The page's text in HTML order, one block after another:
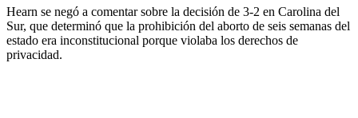
Hearn se negó a comentar sobre la decisión de 3-2 en Carolina del
Sur, que determinó que la prohibición del aborto de seis semanas del
estado era inconstitucional porque violaba los derechos de
privacidad.